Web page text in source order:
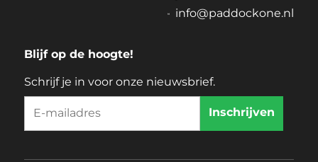
info@paddockone.nl
Blijf op de hoogte!
Schrijf je in voor onze nieuwsbrief.